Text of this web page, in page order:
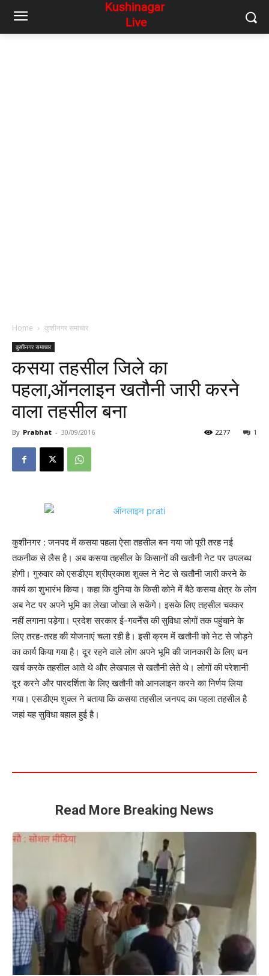
Home कुशीनगर समाचार
कुशीनगर समाचार
कसया तहसील जिले का
पहला,ऑनलाइन खतौनी जारी करने
वाला तहसील बना
By Prabhat - 30/09/2016 1
2277
कुशीनगर : जनपद में कसया पहला ऐसा तहसील बन गया जो पूरी तरह नई
तकनीक से लैस है। अब कसया तहसील के किसानों की खतौनी नेट पर उपलब्ध
होगी। गुरुवार को एसडीएम श्रीप्रकाश शुक्ल ने नेट से खतौनी जारी करने के
कार्य का शुभारंभ किया। कहा कि दुनिया के किसी कोने में बैठे कसया क्षेत्र के लोग
अब नेट पर अपने भूमि का लेखा जोखा ले सकेंगे। इसके लिए तहसील चक्कर
नहीं लगाना पड़ेगा। प्रदेश सरकार ई-गवर्नेंस की सुविधा लोगों तक पहुंचाने के
लिए तरह-तरह की योजनाएं चला रही है। इसी क्रम में खतौनी को नेट से जोड़ने
का कार्य किया गया है। दूर रहने वाले लोग अपने भूमि की जानकारी के लिए धन
खर्च करके तहसील आते थे और लेखपाल से खतौनी लेते थे। लोगों की परेशानी
दूर करने और पारदर्शिता के लिए खतौनी को आनलाइन करने का निर्णय लिया
गया। एसडीएम शुक्ल ने बताया कि कसया तहसील जनपद का पहला तहसील है
जहां यह सुविधा बहाल हुई है।
Read More Breaking News